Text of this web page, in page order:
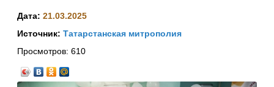
Дата: 21.03.2025
Источник: Татарстанская митрополия
Просмотров: 610